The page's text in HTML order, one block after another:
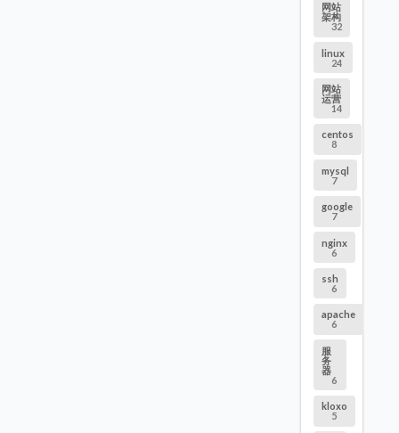
网站
架构
32
linux
24
网站
运营
14
centos
8
mysql
7
google
7
nginx
6
ssh
6
apache
6
服
务
器
6
kloxo
5